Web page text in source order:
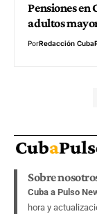
Pensiones
adultos
PorRedacción
Sobre
Cuba a Pulso
hora y